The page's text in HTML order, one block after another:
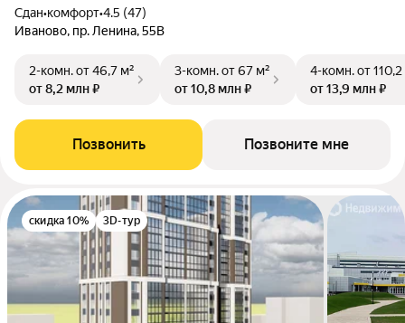
Сдан•комфорт•4.5 (47)
Иваново, пр. Ленина, 55В
2-комн.от 46,7 м²
от 8,2 млн ₽
3-комн.от 67 м²
от 10,8 млн ₽
4-комн.от
от 13,9 млн ₽
Позвонить Позвоните мне
скидка 10% 3D-тур